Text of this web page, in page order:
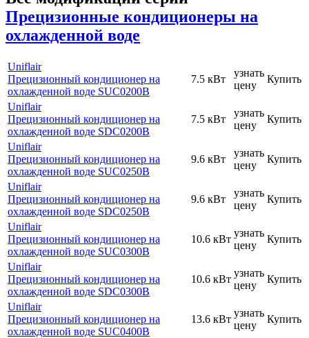
Прецизионные кондиционеры на
охлажденной воде
Uniflair
Прецизионный кондиционер на
охлажденной воде SUC0200B
7.5 кВт
узнать
цену
Купить
Uniflair
Прецизионный кондиционер на
охлажденной воде SDC0200B
7.5 кВт
узнать
цену
Купить
Uniflair
Прецизионный кондиционер на
охлажденной воде SUC0250B
9.6 кВт
узнать
цену
Купить
Uniflair
Прецизионный кондиционер на
охлажденной воде SDC0250B
9.6 кВт
узнать
цену
Купить
Uniflair
Прецизионный кондиционер на
охлажденной воде SUC0300B
10.6 кВт
узнать
цену
Купить
Uniflair
Прецизионный кондиционер на
охлажденной воде SDC0300B
10.6 кВт
узнать
цену
Купить
Uniflair
Прецизионный кондиционер на
охлажденной воде SUC0400B
13.6 кВт
узнать
цену
Купить